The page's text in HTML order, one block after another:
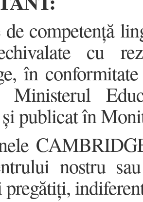
de competență
cu
în
publicat în
nostru
pregătiți,